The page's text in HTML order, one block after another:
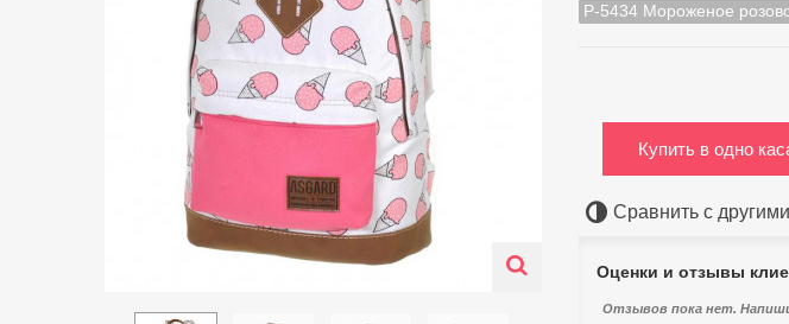
Р-5434 Мороженое
Купить в одно
Сравнить с другими
Оценки и отзывы
Отзывов пока нет.